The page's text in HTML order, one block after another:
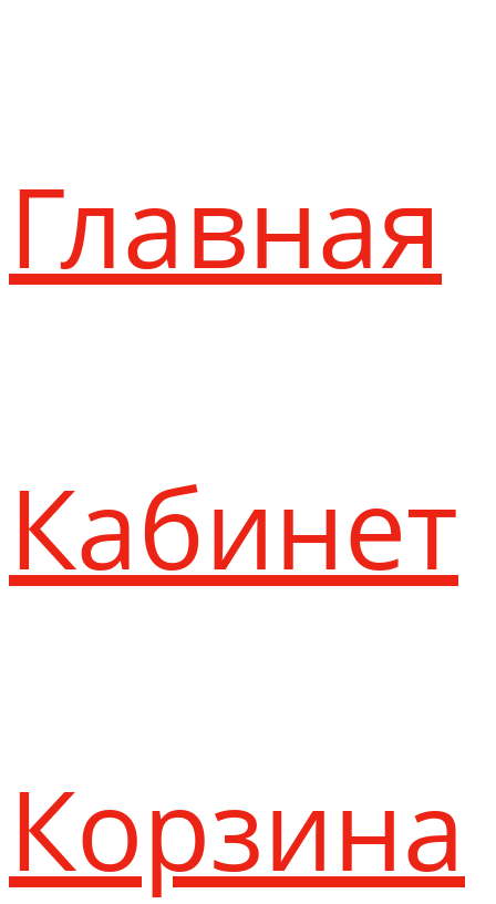
Главная
Кабинет
Корзина